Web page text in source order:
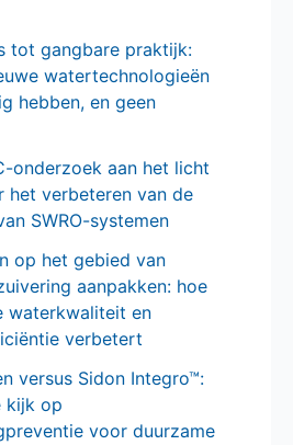
tot gangbare praktijk:
watertechnologieën
hebben, en geen
onderzoek aan het licht
het verbeteren van de
SWRO-systemen
op het gebied van
aanpakken: hoe
waterkwaliteit en
verbetert
versus Sidon Integro™:
kijk op
voor duurzame